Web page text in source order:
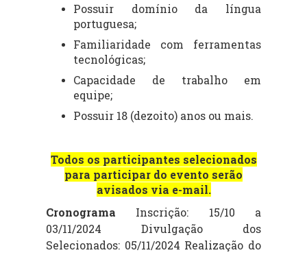
Possuir domínio da língua
portuguesa;
Familiaridade com ferramentas
tecnológicas;
Capacidade de trabalho em
equipe;
Possuir 18 (dezoito) anos ou mais.
Todos os participantes selecionados
para participar do evento serão
avisados via e-mail.
Cronograma
Inscrição: 15/10 a
03/11/2024 Divulgação dos
Selecionados: 05/11/2024 Realização do